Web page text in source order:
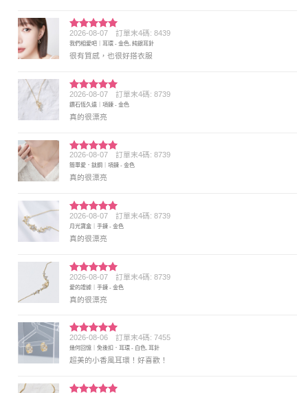
評分5 滿
分 5
2026-08-07 訂單末4碼: 8439
我們相愛吧｜耳環 - 金色, 純銀耳針
很有質感，也很好搭衣服
評分5 滿
分 5
2026-08-07 訂單末4碼: 8739
鑽石恆久遠｜項鍊 - 金色
真的很漂亮
評分5 滿
分 5
2026-08-07 訂單末4碼: 8739
簡單愛．鈦鋼｜項鍊 - 金色
真的很漂亮
評分5 滿
分 5
2026-08-07 訂單末4碼: 8739
月光寶盒｜手鍊 - 金色
真的很漂亮
評分5滿
分 5
2026-08-07 訂單末4碼: 8739
愛的證據｜手鍊 - 金色
真的很漂亮
評分5 滿
分 5
2026-08-06 訂單末4碼: 7455
幾何回憶｜免後扣．耳環 - 白色, 耳針
超美的小香風耳環！好喜歡！